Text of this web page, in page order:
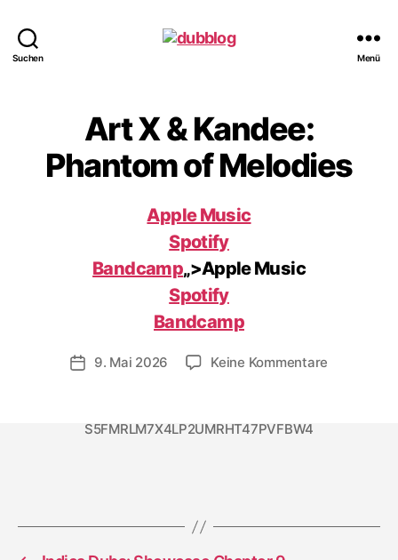
Suchen Menü
Art X & Kandee:
Phantom of Melodies
Apple Music
Spotify
Bandcamp„>Apple Music
Spotify
Bandcamp
Veröffentlichungsdatum
9. Mai 2026 Keine Kommentare
S5FMRLM7X4LP2UMRHT47PVFBW4